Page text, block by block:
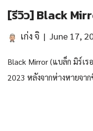
[รีวิว] Black
เก่ง จิ June 17,
Black Mirror (แบล็ก มิร์เ
2023 หลังจากห่างหายจา